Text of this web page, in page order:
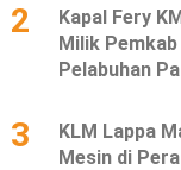
2
Kapal Fery
Milik
Pelabuhan
3
KLM Lappa
Mesin di